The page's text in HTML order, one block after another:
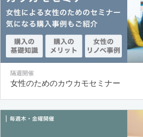
隔週開催
女性のためのカウカモセミナー